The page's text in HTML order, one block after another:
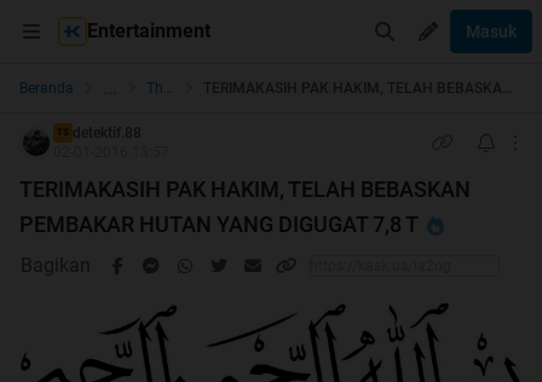
Entertainment Masuk
Beranda ... The Lounge
TS detektif.88
TERIMAKASIH PAK HAKIM, TELAH BEBASKAN
PEMBAKAR HUTAN YANG DIGUGAT 7,8 T
Bagikan